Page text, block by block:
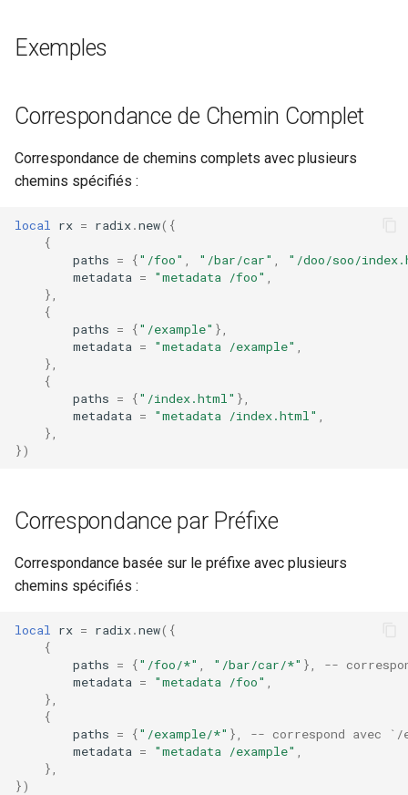
waf
wasm-wasmtime
webp
Exemples
Correspondance de Chemin Complet
Correspondance de chemins complets avec plusieurs
chemins spécifiés :
local rx = radix.new({
{
paths = {"/foo" "/bar/car"
"/doo/soo/
metadata = "metadata /foo"
},
{
paths = {"/example" },
metadata = "metadata /example"
},
{
paths = {"/index.html" },
metadata = "metadata /index.html"
},
})
Correspondance par Préfixe
Correspondance basée sur le préfixe avec plusieurs
chemins spécifiés :
local rx = radix.new({
{
paths = {"/foo/*" "/bar/car/*" },
--
metadata = "metadata /foo"
},
{
paths = {"/example/*" },
-- correspond avec
metadata = "metadata /example"
},
})